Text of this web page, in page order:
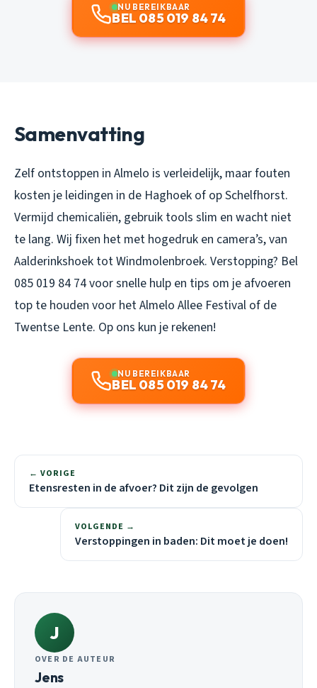
NU BEREIKBAAR
BEL 085 019 84 74
Samenvatting
Zelf ontstoppen in Almelo is verleidelijk, maar fouten
kosten je leidingen in de Haghoek of op Schelfhorst.
Vermijd chemicaliën, gebruik tools slim en wacht niet
te lang. Wij fixen het met hogedruk en camera’s, van
Aalderinkshoek tot Windmolenbroek. Verstopping? Bel
085 019 84 74 voor snelle hulp en tips om je afvoeren
top te houden voor het Almelo Allee Festival of de
Twentse Lente. Op ons kun je rekenen!
NU BEREIKBAAR
BEL 085 019 84 74
← VORIGE
Etensresten in de afvoer? Dit zijn de gevolgen
VOLGENDE →
Verstoppingen in baden: Dit moet je doen!
J
OVER DE AUTEUR
Jens